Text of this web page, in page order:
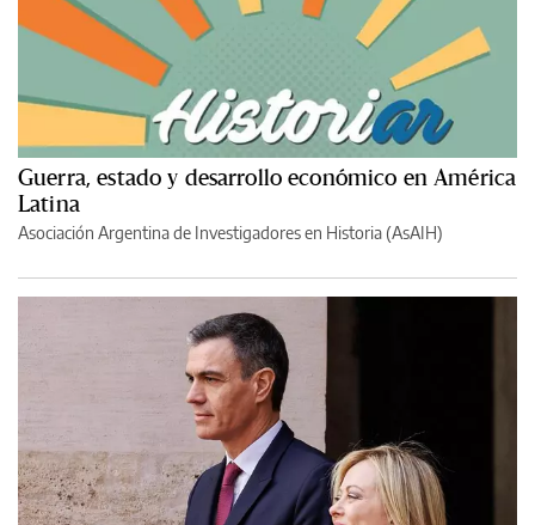
Guerra, estado y desarrollo económico en América
Latina
Asociación Argentina de Investigadores en Historia (AsAIH)